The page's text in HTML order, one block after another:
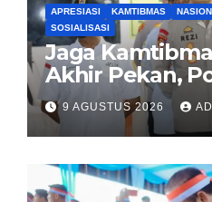
APRESIASI KAMTIBMAS
SOSIALISASI
Jaga
Akhir Pekan,
Gelar KRYD
Pilar
9 AGUSTUS 2026